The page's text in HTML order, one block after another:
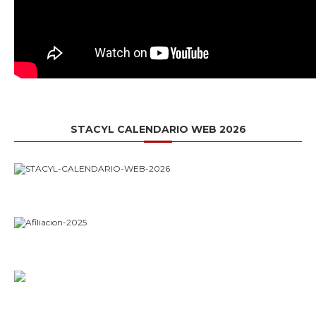
STACYL CALENDARIO WEB 2026